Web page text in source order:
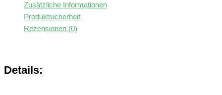
Zusätzliche Informationen
Produktsicherheit
Rezensionen (0)
Details: